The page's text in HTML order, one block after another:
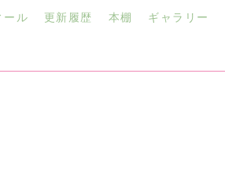
ール 更新履歴 本棚 ギャラリー